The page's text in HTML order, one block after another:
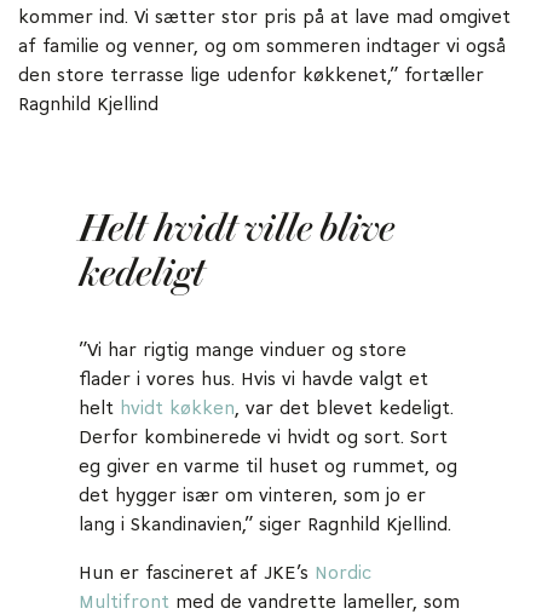
kommer ind. Vi sætter stor pris på at lave mad omgivet
af familie og venner, og om sommeren indtager vi også
den store terrasse lige udenfor køkkenet,” fortæller
Ragnhild Kjellind
Helt hvidt ville blive
kedeligt
”Vi har rigtig mange vinduer og store
flader i vores hus. Hvis vi havde valgt et
helt hvidt køkken, var det blevet kedeligt.
Derfor kombinerede vi hvidt og sort. Sort
eg giver en varme til huset og rummet, og
det hygger især om vinteren, som jo er
lang i Skandinavien,” siger Ragnhild Kjellind.
Hun er fascineret af JKE’s Nordic
Multifrontmed de vandrette lameller, som